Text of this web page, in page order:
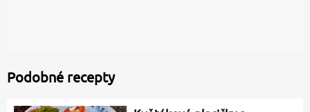
Podobné recepty